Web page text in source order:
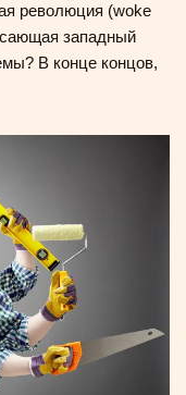
революция (woke
западный
В конце концов,